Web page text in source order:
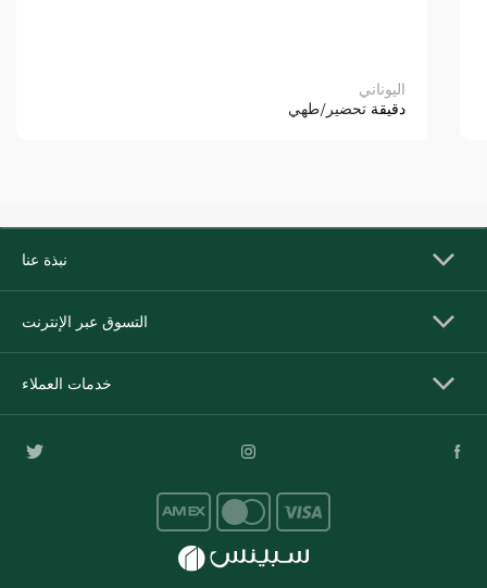
اليوناني
دقيقة تحضير/طهي
نبذة عنا
التسوق عبر الإنترنت
خدمات العملاء